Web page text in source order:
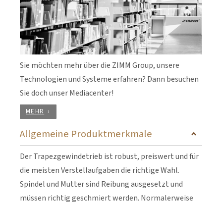
Sie möchten mehr über die ZIMM Group, unsere
Technologien und Systeme erfahren? Dann besuchen
Sie doch unser Mediacenter!
MEHR
Allgemeine Produktmerkmale
Der Trapezgewindetrieb ist robust, preiswert und für
die meisten Verstellaufgaben die richtige Wahl.
Spindel und Mutter sind Reibung ausgesetzt und
müssen richtig geschmiert werden. Normalerweise